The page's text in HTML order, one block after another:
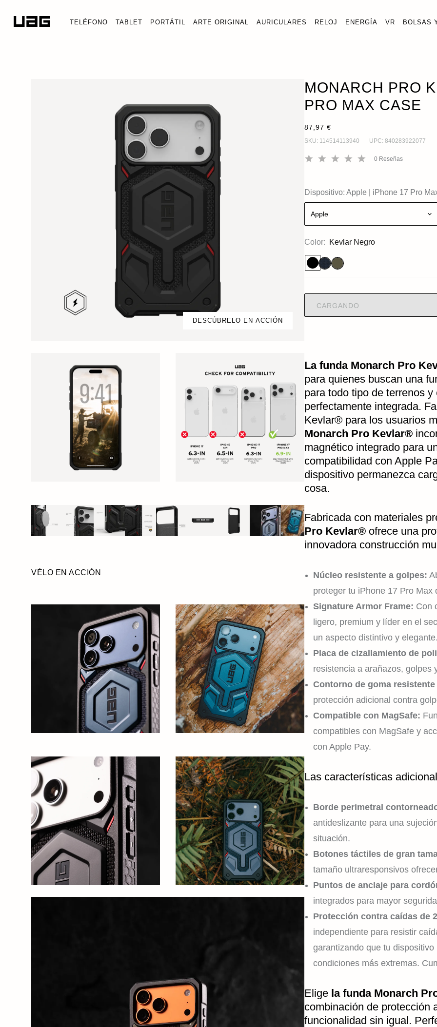
TELÉFONO TABLET PORTÁTIL ARTE ORIGINAL AURICULARES RELOJ ENERGÍA VR BOLSAS
DESCÚBRELO EN ACCIÓN
VÉLO EN ACCIÓN
MONARCH PRO
PRO MAX CASE
87,97 €
SKU: 114514113940 UPC: 840283922077
0 Reseñas
Color: Kevlar Negro
Dispositivo: Apple iPhone 17 Pro
Apple
CARGANDO
La funda Monarch Pro
para quienes buscan una
para todo tipo de terrenos
perfectamente integrada.
Kevlar® para los usuarios
Monarch Pro Kevlar®
magnético integrado para
compatibilidad con Apple
dispositivo permanezca
cosa.
Fabricada con materiales
Pro Kevlar® ofrece una
innovadora construcción
Núcleo resistente a golpes:
proteger tu iPhone 17 Pro Max
Signature Armor Frame: Con
ligero, premium y líder en el
un aspecto distintivo y elegante.
Placa de cizallamiento de
resistencia a arañazos, golpes
Contorno de goma
protección adicional contra
Compatible con MagSafe:
compatibles con MagSafe y
con Apple Pay.
Las características
Borde perimetral
antideslizante para una
situación.
Botones táctiles de gran
tamaño ultraresponsivos
Puntos de anclaje para
integrados para mayor
Protección contra caídas de
independiente para resistir
garantizando que tu
condiciones más extremas.
Elige la funda Monarch
combinación de protección
funcionalidad sin igual.